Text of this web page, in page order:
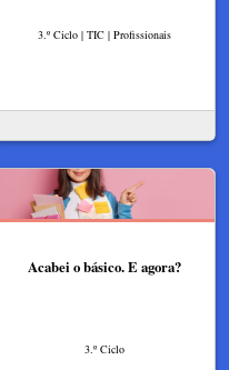
3.º Ciclo | TIC | Profissionais
Acabei o básico. E agora?
3.º Ciclo